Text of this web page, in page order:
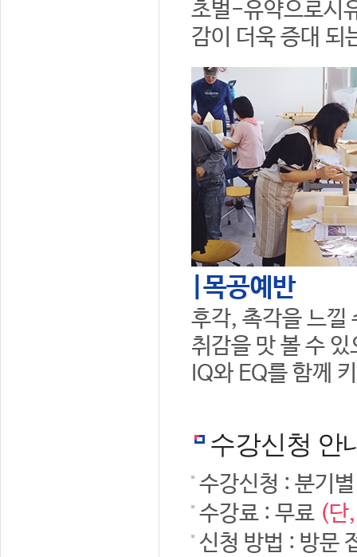
초벌-유약으로시
감이 더욱 증대 되
|목공예반
후각, 촉각을 느낄
취감을 맛 볼 수 있
IQ와 EQ를 함께
수강신청 안
수강신청 : 분기
수강료 : 무료 (단
신청 방법 : 방문